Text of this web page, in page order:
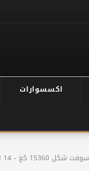
اكسسوارات
سوفت شكل 15360 كغ - 14 MM*60CM